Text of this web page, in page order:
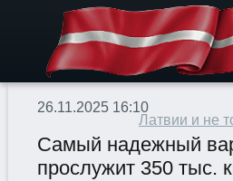
Латвии и не
26.11.2025 16:10
Самый надежный
прослужит 350 тыс.